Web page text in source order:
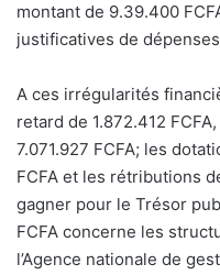
montant de 9.39.400
justificatives de
A ces irrégularités
retard de 1.872.412
7.071.927 FCFA; les
FCFA et les rétributions
gagner pour le Trésor
FCFA concerne les
l’Agence nationale de